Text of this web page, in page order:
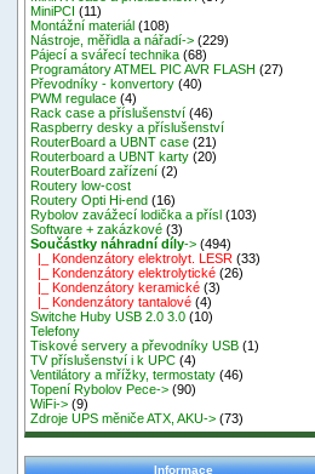
MiniPCI (11)
Montážní materiál (108)
Nástroje, měřidla a nářadí-> (229)
Pájecí a svářecí technika (68)
Programátory ATMEL PIC AVR FLASH (27)
Převodníky - konvertory (40)
PWM regulace (4)
Rack case a příslušenství (46)
Raspberry desky a příslušenství
RouterBoard a UBNT case (21)
Routerboard a UBNT karty (20)
RouterBoard zařízení (2)
Routery low-cost
Routery Opti Hi-end (16)
Rybolov zavážecí lodička a přísl (103)
Software + zakázkové (3)
Součástky náhradní díly-> (494)
|_ Kondenzátory elektrolyt. LESR (33)
|_ Kondenzátory elektrolytické (26)
|_ Kondenzátory keramické (3)
|_ Kondenzátory tantalové (4)
Switche Huby USB 2.0 3.0 (10)
Telefony
Tiskové servery a převodníky USB (1)
TV příslušenství i k UPC (4)
Ventilátory a mřížky, termostaty (46)
Topení Rybolov Pece-> (90)
WiFi-> (9)
Zdroje UPS měniče ATX, AKU-> (73)
Informace